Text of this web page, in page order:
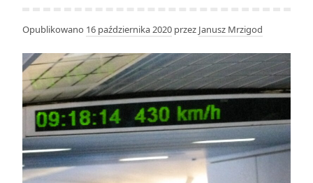
Opublikowano 16 października 2020 przez Janusz Mrzigod